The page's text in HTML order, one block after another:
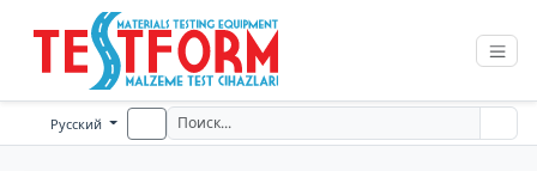
Русский